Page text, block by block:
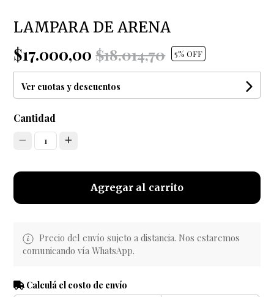
LAMPARA DE ARENA
$17.000,00$18.014,70 5% OFF
Ver cuotas y descuentos
Cantidad
1
Agregar al carrito
Precio del envío sujeto a distancia. Nos estaremos
comunicando vía WhatsApp.
Calculá el costo de envío